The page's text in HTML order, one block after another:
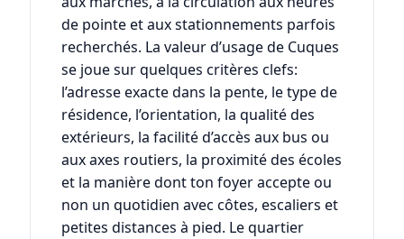
de pointe et aux stationnements parfois
recherchés. La valeur d’usage de Cuques
se joue sur quelques critères clefs:
l’adresse exacte dans la pente, le type de
résidence, l’orientation, la qualité des
extérieurs, la facilité d’accès aux bus ou
aux axes routiers, la proximité des écoles
et la manière dont ton foyer accepte ou
non un quotidien avec côtes, escaliers et
petites distances à pied. Le quartier